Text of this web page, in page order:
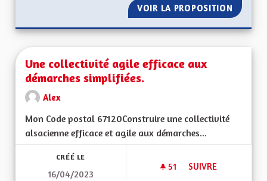
VOIR LA PROPOSITION
Une collectivité agile efficace aux
démarches simplifiées.
Alex
Mon Code postal 67120Construire une collectivité
alsacienne efficace et agile aux démarches...
CRÉÉ LE
16/04/2023
51 51 ABONNÉS
SUIVRE